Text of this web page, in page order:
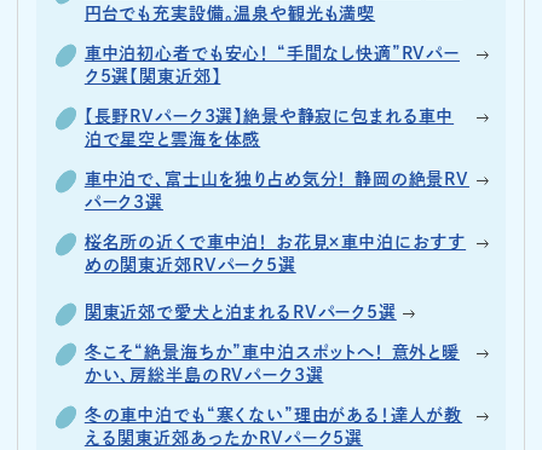
円台でも充実設備。温泉や観光も満喫
車中泊初心者でも安心！ “手間なし快適”RVパー
ク5選【関東近郊】
【長野RVパーク3選】絶景や静寂に包まれる車中
泊で星空と雲海を体感
車中泊で、富士山を独り占め気分！ 静岡の絶景RV
パーク3選
桜名所の近くで車中泊！ お花見×車中泊におすす
めの関東近郊RVパーク5選
関東近郊で愛犬と泊まれるRVパーク5選
冬こそ“絶景海ちか”車中泊スポットへ！ 意外と暖
かい、房総半島のRVパーク3選
冬の車中泊でも“寒くない”理由がある！達人が教
える関東近郊あったかRVパーク5選